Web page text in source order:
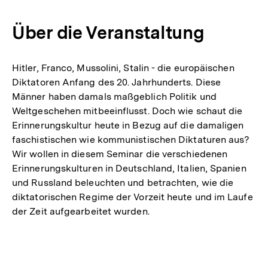
Über die Veranstaltung
Hitler, Franco, Mussolini, Stalin - die europäischen
Diktatoren Anfang des 20. Jahrhunderts. Diese
Männer haben damals maßgeblich Politik und
Weltgeschehen mitbeeinflusst. Doch wie schaut die
Erinnerungskultur heute in Bezug auf die damaligen
faschistischen wie kommunistischen Diktaturen aus?
Wir wollen in diesem Seminar die verschiedenen
Erinnerungskulturen in Deutschland, Italien, Spanien
und Russland beleuchten und betrachten, wie die
diktatorischen Regime der Vorzeit heute und im Laufe
der Zeit aufgearbeitet wurden.